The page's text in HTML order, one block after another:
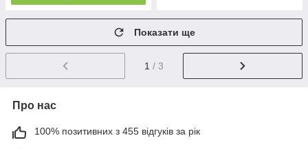
Показати ще
1 / 3
Про нас
100% позитивних з 455 відгуків за рік